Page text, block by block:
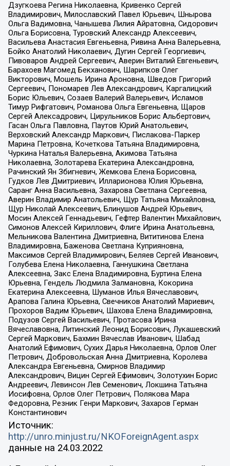
Дзугкоева Регина Николаевна, Кривенко Сергей
Владимирович, Милославский Павел Юрьевич, Шнырова
Ольга Вадимовна, Чанышева Лилия Айратовна, Сидорович
Ольга Борисовна, Туровский Александр Алексеевич,
Васильева Анастасия Евгеньевна, Ривина Анна Валерьевна,
Бойко Анатолий Николаевич, Дугин Сергей Георгиевич,
Пивоваров Андрей Сергеевич, Аверин Виталий Евгеньевич,
Барахоев Магомед Бекханович, Шарипков Олег
Викторович, Мошель Ирина Ароновна, Шведов Григорий
Сергеевич, Пономарев Лев Александрович, Каргалицкий
Борис Юльевич, Созаев Валерий Валерьевич, Исламов
Тимур Рифгатович, Романова Ольга Евгеньевна, Щаров
Сергей Алексадрович, Цирульников Борис Альбертович,
Гасан Ольга Павловна, Паутов Юрий Анатольевич,
Верховский Александр Маркович, Пислакова-Паркер
Марина Петровна, Кочеткова Татьяна Владимировна,
Чуркина Наталья Валерьевна, Акимова Татьяна
Николаевна, Золотарева Екатерина Александровна,
Рачинский Ян Збигневич, Жемкова Елена Борисовна,
Гудков Лев Дмитриевич, Илларионова Юлия Юрьевна,
Саранг Анна Васильевна, Захарова Светлана Сергеевна,
Аверин Владимир Анатольевич, Щур Татьяна Михайловна,
Щур Николай Алексеевич, Блинушов Андрей Юрьевич,
Мосин Алексей Геннадьевич, Гефтер Валентин Михайлович,
Симонов Алексей Кириллович, Флиге Ирина Анатольевна,
Мельникова Валентина Дмитриевна, Вититинова Елена
Владимировна, Баженова Светлана Куприяновна,
Максимов Сергей Владимирович, Беляев Сергей Иванович,
Голубева Елена Николаевна, Ганнушкина Светлана
Алексеевна, Закс Елена Владимировна, Буртина Елена
Юрьевна, Гендель Людмила Залмановна, Кокорина
Екатерина Алексеевна, Шуманов Илья Вячеславович,
Арапова Галина Юрьевна, Свечников Анатолий Мариевич,
Прохоров Вадим Юрьевич, Шахова Елена Владимировна,
Подузов Сергей Васильевич, Протасова Ирина
Вячеславовна, Литинский Леонид Борисович, Лукашевский
Сергей Маркович, Бахмин Вячеслав Иванович, Шабад
Анатолий Ефимович, Сухих Дарья Николаевна, Орлов Олег
Петрович, Добровольская Анна Дмитриевна, Королева
Александра Евгеньевна, Смирнов Владимир
Александрович, Вицин Сергей Ефимович, Золотухин Борис
Андреевич, Левинсон Лев Семенович, Локшина Татьяна
Иосифовна, Орлов Олег Петрович, Полякова Мара
Федоровна, Резник Генри Маркович, Захаров Герман
Константинович
Источник:
http://unro.minjust.ru/NKOForeignAgent.aspx
данные на 24.03.2022